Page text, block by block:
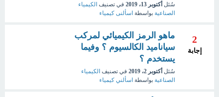
سُئل أكتوبر 13، 2019 في تصنيف الكيمياء
الصناعية بواسطة اسألنى كيمياء
2
إجابة
ماهو الرمز الكيميائي لمركب
سياناميد الكالسيوم ؟ وفيما
يستخدم ؟
سُئل أكتوبر 2، 2019 في تصنيف الكيمياء
الصناعية بواسطة اسألني كيمياء